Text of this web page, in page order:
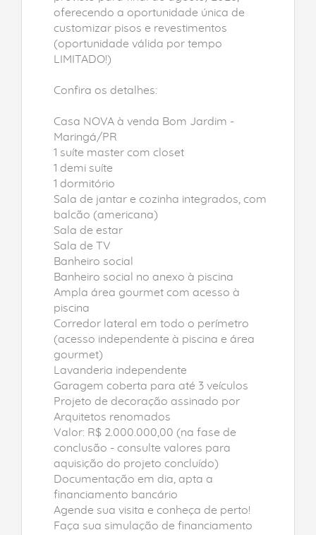
oferecendo a oportunidade única de
customizar pisos e revestimentos
(oportunidade válida por tempo
LIMITADO!)
Confira os detalhes:
Casa NOVA à venda Bom Jardim -
Maringá/PR
1 suíte master com closet
1 demi suíte
1 dormitório
Sala de jantar e cozinha integrados, com
balcão (americana)
Sala de estar
Sala de TV
Banheiro social
Banheiro social no anexo à piscina
Ampla área gourmet com acesso à
piscina
Corredor lateral em todo o perímetro
(acesso independente à piscina e área
gourmet)
Lavanderia independente
Garagem coberta para até 3 veículos
Projeto de decoração assinado por
Arquitetos renomados
Valor: R$ 2.000.000,00 (na fase de
conclusão - consulte valores para
aquisição do projeto concluído)
Documentação em dia, apta a
financiamento bancário
Agende sua visita e conheça de perto!
Faça sua simulação de financiamento